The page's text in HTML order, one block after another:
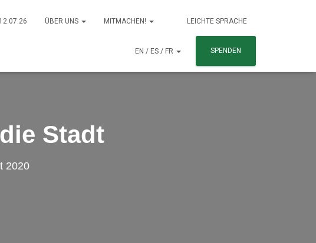
ÜBER UNS MITMACHEN! LEICHTE SPRACHE
EN / ES / FR SPENDEN
Stadt
2020